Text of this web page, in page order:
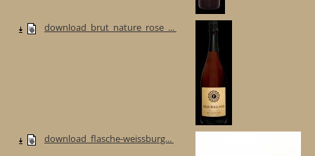
download_brut_nature_rose_...
download_flasche-weissburg...